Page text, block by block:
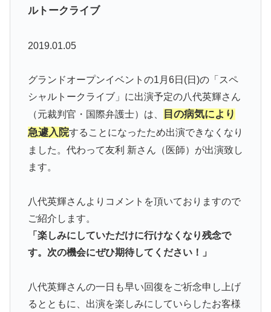
ルトークライブ
2019.01.05
グランドオープンイベントの1月6日(日)の「スペ
シャルトークライブ」に出演予定の八代英輝さん
（元裁判官・国際弁護士）は、
目の病気により
急遽入院することになったため出演できなくなり
ました。代わって友利 新さん（医師）が出演致し
ます。
八代英輝さんよりコメントを頂いておりますので
ご紹介します。
「楽しみにしていただけに行けなくなり残念で
す。次の機会にぜひ期待してください！」
八代英輝さんの一日も早い回復をご祈念申し上げ
るとともに、出演を楽しみにしていらしたお客様